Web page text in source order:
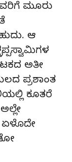
ಮೂರು
ಆ
ಅತೀ
ಪ್ರಶಾಂತ
ಕೂತರೆ